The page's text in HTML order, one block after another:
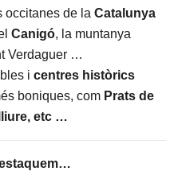
occitanes de la Catalunya
Canigó, la muntanya
Verdaguer …
i centres històrics
boniques, com Prats de
etc …